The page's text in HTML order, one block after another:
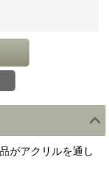
がアクリルを通し